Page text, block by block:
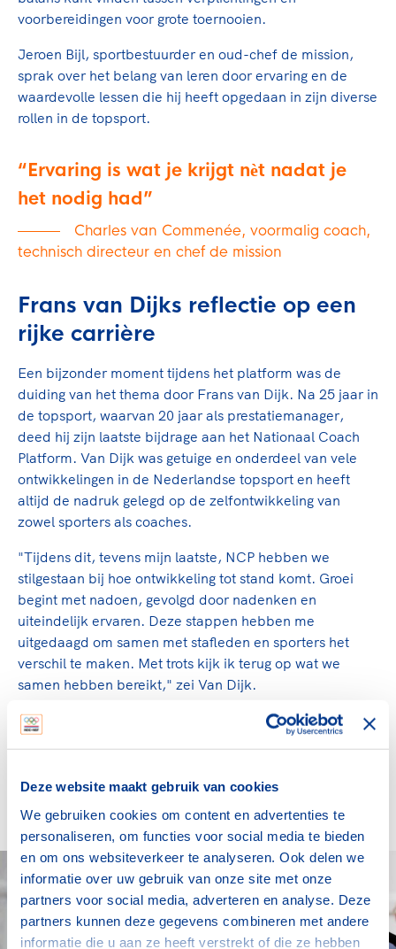
Deze website maakt gebruik van cookies
We gebruiken cookies om content en advertenties te
personaliseren, om functies voor social media te bieden
en om ons websiteverkeer te analyseren. Ook delen we
informatie over uw gebruik van onze site met onze
partners voor social media, adverteren en analyse. Deze
partners kunnen deze gegevens combineren met andere
informatie die u aan ze heeft verstrekt of die ze hebben
voorbereidingen voor grote toernooien.
Jeroen Bijl, sportbestuurder en oud-chef de mission,
sprak over het belang van leren door ervaring en de
waardevolle lessen die hij heeft opgedaan in zijn diverse
rollen in de topsport.
Ervaring is wat je krijgt nѐt nadat je
het nodig had
Charles van Commenée, voormalig coach,
technisch directeur en chef de mission
Frans van Dijks reflectie op een
rijke carrière
Een bijzonder moment tijdens het platform was de
duiding van het thema door Frans van Dijk. Na 25 jaar in
de topsport, waarvan 20 jaar als prestatiemanager,
deed hij zijn laatste bijdrage aan het Nationaal Coach
Platform. Van Dijk was getuige en onderdeel van vele
ontwikkelingen in de Nederlandse topsport en heeft
altijd de nadruk gelegd op de zelfontwikkeling van
zowel sporters als coaches.
"Tijdens dit, tevens mijn laatste, NCP hebben we
stilgestaan bij hoe ontwikkeling tot stand komt. Groei
begint met nadoen, gevolgd door nadenken en
uiteindelijk ervaren. Deze stappen hebben me
uitgedaagd om samen met stafleden en sporters het
verschil te maken. Met trots kijk ik terug op wat we
samen hebben bereikt," zei Van Dijk.
Ter gelegenheid van zijn laatste bijdrage gaf Van Dijk,
namens NOC*NSF, een jaarabonnement van
Daarnaast kregen ook 75 coaches een abonnement